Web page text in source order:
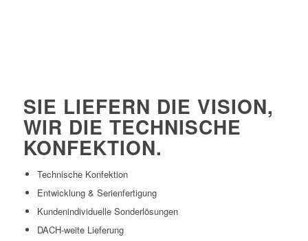
SIE LIEFERN DIE VISION,
WIR DIE TECHNISCHE
KONFEKTION.
Technische Konfektion
Entwicklung & Serienfertigung
Kundenindividuelle Sonderlösungen
DACH-weite Lieferung